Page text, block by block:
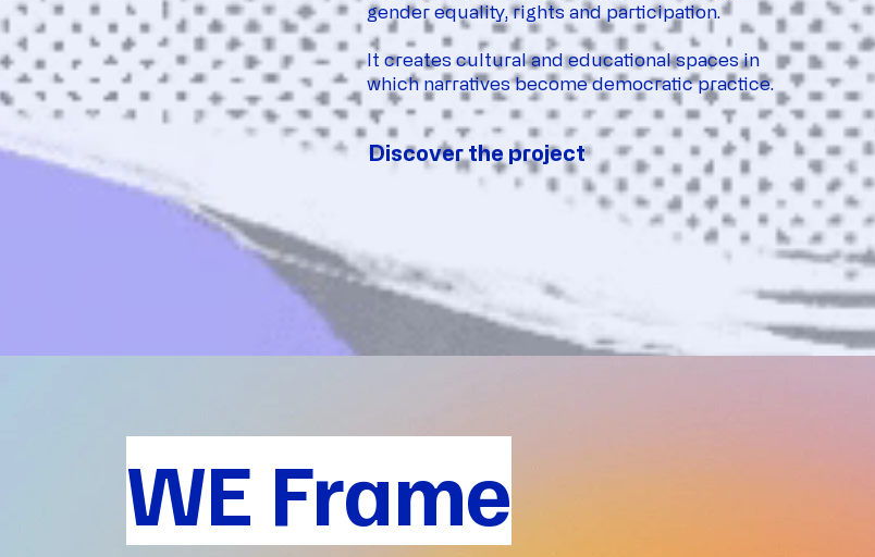
gender equality, rights and participation.
It creates cultural and educational spaces in
which narratives become democratic practice.
Discover the project
WE Frame